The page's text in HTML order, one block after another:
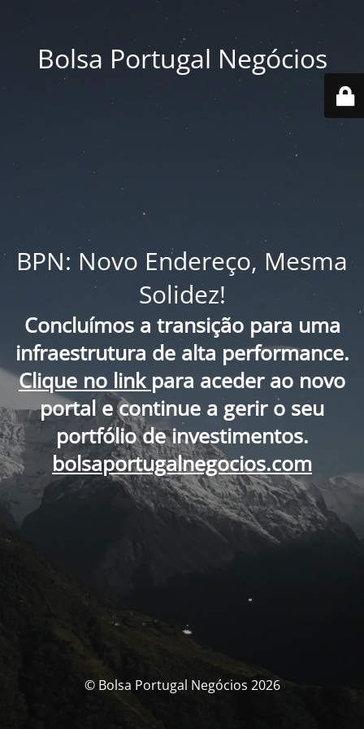
Bolsa Portugal Negócios
BPN: Novo Endereço, Mesma
Solidez!
Concluímos a transição para uma
infraestrutura de alta performance.
Clique no link para aceder ao novo
portal e continue a gerir o seu
portfólio de investimentos.
bolsaportugalnegocios.com
© Bolsa Portugal Negócios 2026